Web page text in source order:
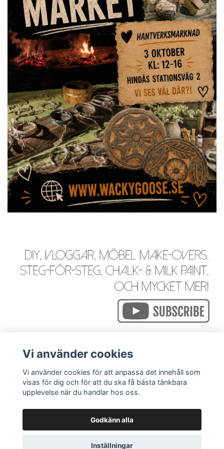
Läs mer
© 2026 WackyGoose - Rustik, Vintage, Industriell & Bohemi
Vi använder cookies
Vi använder cookies för att anpassa det innehåll som
visas för dig och för att du ska få bästa tänkbara
upplevelse när du handlar hos oss.
Godkänn alla
Inställningar